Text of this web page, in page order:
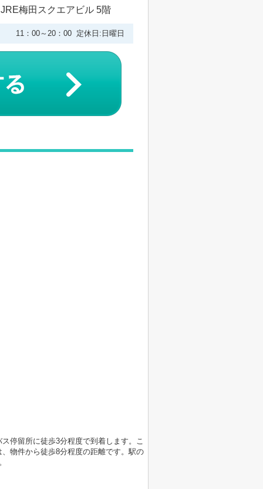
梅田スクエアビル 5階
11：00～20：00 定休日:日曜日
停留所に徒歩3分程度で到着します。こ
物件から徒歩8分程度の距離です。駅の